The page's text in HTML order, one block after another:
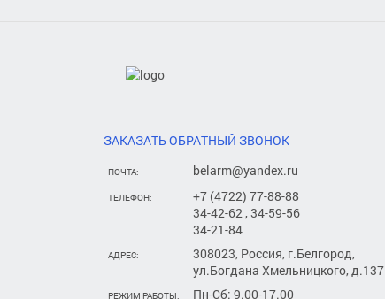
ЗАКАЗАТЬ ОБРАТНЫЙ ЗВОНОК
ПОЧТА: belarm@yandex.ru
ТЕЛЕФОН:
+7 (4722) 77-88-88
34-42-62 , 34-59-56
34-21-84
АДРЕС:
308023, Россия, г.Белгород,
ул.Богдана Хмельницкого, д.137
РЕЖИМ РАБОТЫ: Пн-Сб: 9.00-17.00